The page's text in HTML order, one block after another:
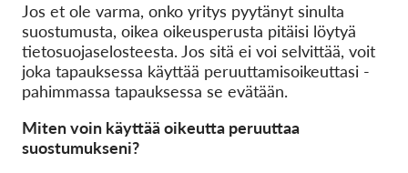
Jos et ole varma, onko yritys pyytänyt sinulta
suostumusta, oikea oikeusperusta pitäisi löytyä
tietosuojaselosteesta. Jos sitä ei voi selvittää, voit
joka tapauksessa käyttää peruuttamisoikeuttasi -
pahimmassa tapauksessa se evätään.
Miten voin käyttää oikeutta peruuttaa
suostumukseni?